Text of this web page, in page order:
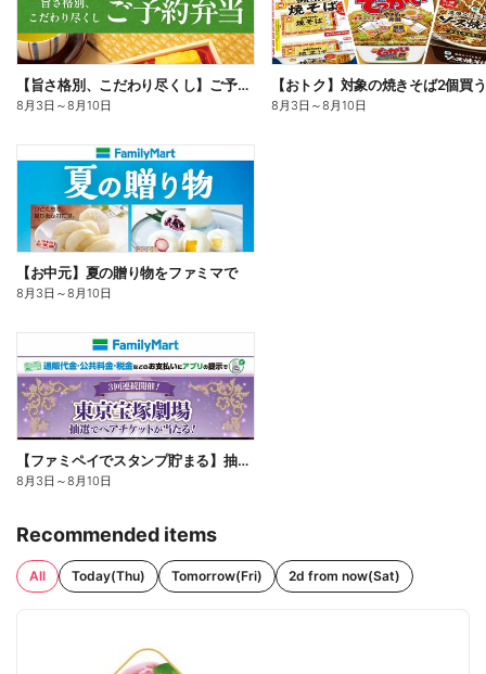
【旨さ格別、こだわり尽くし】ご予約弁当
8月3日 ～8月10日 8月3日 ～8月10日
【お中元】夏の贈り物をファミマで
8月3日 ～8月10日
【ファミペイでスタンプ貯まる】抽選でペアチケットが当たる!
8月3日 ～8月10日
Recommended items
All Today(Thu) Tomorrow(Fri) 2d from now(Sat)